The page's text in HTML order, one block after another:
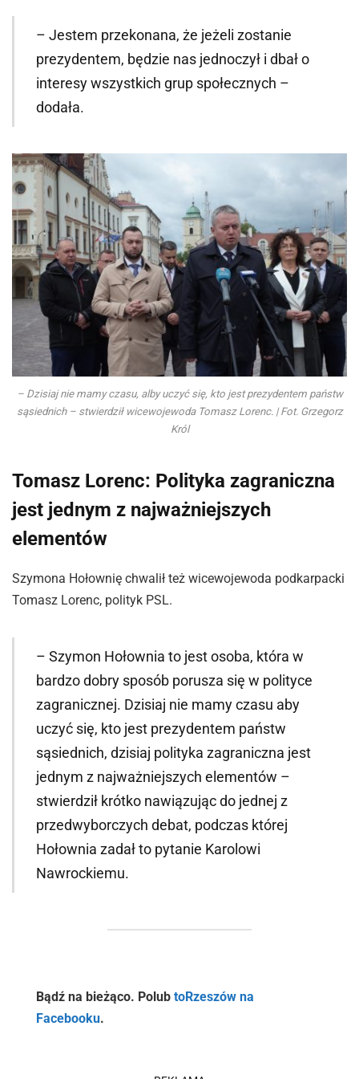
– Jestem przekonana, że jeżeli zostanie
prezydentem, będzie nas jednoczył i dbał o
interesy wszystkich grup społecznych –
dodała.
– Dzisiaj nie mamy czasu, alby uczyć się, kto jest prezydentem państw
sąsiednich – stwierdził wicewojewoda Tomasz Lorenc. | Fot. Grzegorz
Król
Tomasz Lorenc: Polityka zagraniczna
jest jednym z najważniejszych
elementów
Szymona Hołownię chwalił też wicewojewoda podkarpacki
Tomasz Lorenc, polityk PSL.
– Szymon Hołownia to jest osoba, która w
bardzo dobry sposób porusza się w polityce
zagranicznej. Dzisiaj nie mamy czasu aby
uczyć się, kto jest prezydentem państw
sąsiednich, dzisiaj polityka zagraniczna jest
jednym z najważniejszych elementów –
stwierdził krótko nawiązując do jednej z
przedwyborczych debat, podczas której
Hołownia zadał to pytanie Karolowi
Nawrockiemu.
Bądź na bieżąco. Polub toRzeszów na
Facebooku.